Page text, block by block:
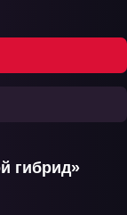
гибрид»